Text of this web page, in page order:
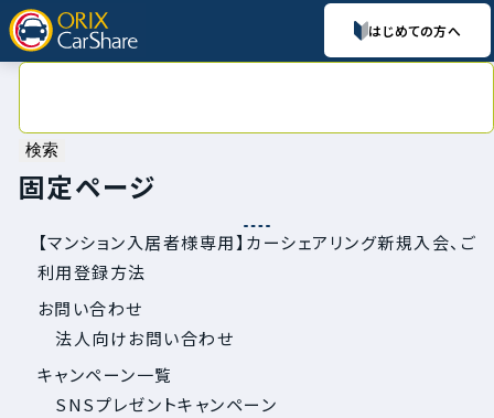
はじめての方へ
検
固定ページ
【マンション入居者様専用】カーシェアリング新規入会、ご
利用登録方法
お問い合わせ
法人向けお問い合わせ
キャンペーン一覧
SNSプレゼントキャンペーン